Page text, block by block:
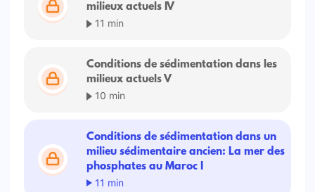
milieux actuels IV
11 min
Conditions de sédimentation dans les
milieux actuels V
10 min
Conditions de sédimentation dans un
milieu sédimentaire ancien: La mer des
phosphates au Maroc I
11 min